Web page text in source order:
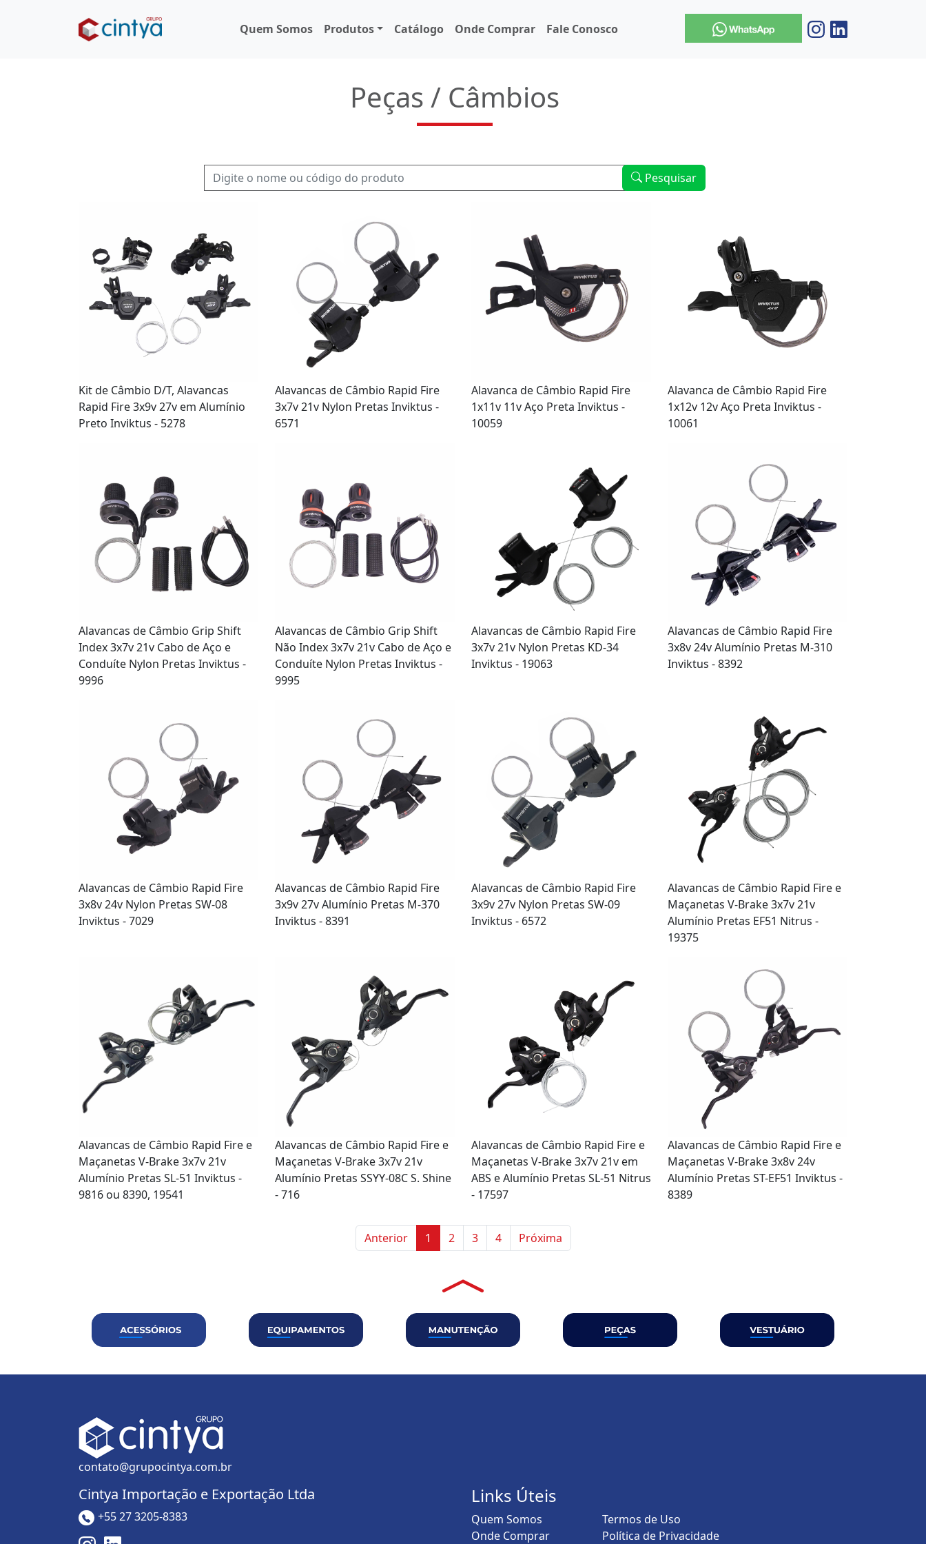
Quem Somos Produtos Catálogo Onde Comprar Fale Conosco
Peças / Câmbios
Pesquisar
Kit de Câmbio D/T, Alavancas
Rapid Fire 3x9v 27v em Alumínio
Preto Inviktus - 5278
Alavancas de Câmbio Rapid Fire
3x7v 21v Nylon Pretas Inviktus -
6571
Alavanca de Câmbio Rapid Fire
1x11v 11v Aço Preta Inviktus -
10059
Alavanca de Câmbio Rapid Fire
1x12v 12v Aço Preta Inviktus -
10061
Alavancas de Câmbio Grip Shift
Index 3x7v 21v Cabo de Aço e
Conduíte Nylon Pretas Inviktus -
9996
Alavancas de Câmbio Grip Shift
Não Index 3x7v 21v Cabo de Aço e
Conduíte Nylon Pretas Inviktus -
9995
Alavancas de Câmbio Rapid Fire
3x7v 21v Nylon Pretas KD-34
Inviktus - 19063
Alavancas de Câmbio Rapid Fire
3x8v 24v Alumínio Pretas M-310
Inviktus - 8392
Alavancas de Câmbio Rapid Fire
3x8v 24v Nylon Pretas SW-08
Inviktus - 7029
Alavancas de Câmbio Rapid Fire
3x9v 27v Alumínio Pretas M-370
Inviktus - 8391
Alavancas de Câmbio Rapid Fire
3x9v 27v Nylon Pretas SW-09
Inviktus - 6572
Alavancas de Câmbio Rapid Fire e
Maçanetas V-Brake 3x7v 21v
Alumínio Pretas EF51 Nitrus -
19375
Alavancas de Câmbio Rapid Fire e
Maçanetas V-Brake 3x7v 21v
Alumínio Pretas SL-51 Inviktus -
9816 ou 8390, 19541
Alavancas de Câmbio Rapid Fire e
Maçanetas V-Brake 3x7v 21v
Alumínio Pretas SSYY-08C S. Shine
- 716
Alavancas de Câmbio Rapid Fire e
Maçanetas V-Brake 3x7v 21v em
ABS e Alumínio Pretas SL-51 Nitrus
- 17597
Alavancas de Câmbio Rapid Fire e
Maçanetas V-Brake 3x8v 24v
Alumínio Pretas ST-EF51 Inviktus -
8389
Anterior 1 2 3 4 Próxima
contato@grupocintya.com.br
Cintya Importação e Exportação Ltda
+55 27 3205-8383
Links Úteis
Quem Somos
Onde Comprar
Termos de Uso
Política de Privacidade